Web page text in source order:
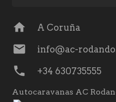
home A Coruña
mail info@ac-
phone +34 630735555
Autocaravanas AC